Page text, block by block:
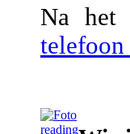
Na het
telefoon